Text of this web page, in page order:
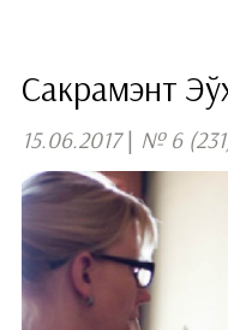
Сакрамэнт
15.06.2017| № 6